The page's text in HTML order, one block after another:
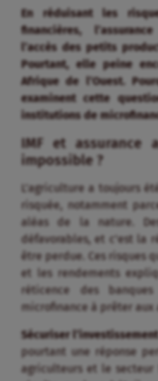
En réduisant les
financières,
l’accès des petits
Pourtant, elle peine
Afrique de l’Ouest.
examinent cette
institutions de
IMF et assurance
impossible ?
L’agriculture a toujours
risquée, notamment
aléas de la nature.
défavorables, et c’est la
être perdue. Ces risques
et les rendements
réticence des
microfinance à prêter aux
Sécuriser
pourtant une réponse
agriculteurs et le secteur